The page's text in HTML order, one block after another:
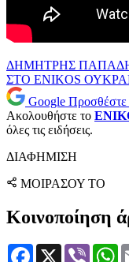
ΔΗΜΗΤΡΗΣ
ΣΤΟ ENIKOS
Google
Ακολουθήστε το
όλες τις ειδήσεις.
ΔΙΑΦΗΜΙΣΗ
ΜΟΙΡΑΣΟΥ ΤΟ
Κοινοποίηση
Facebook
X Viber